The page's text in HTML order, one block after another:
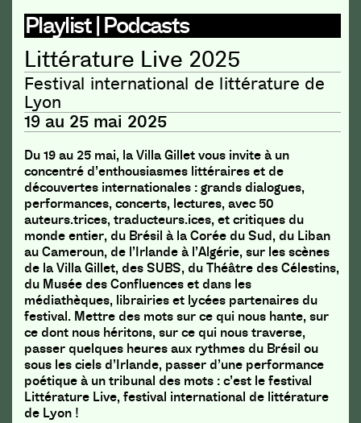
Playlist | Podcasts
Littérature Live 2025
Festival international de littérature de
Lyon
19 au 25 mai 2025
Du 19 au 25 mai, la Villa Gillet vous invite à un
concentré d’enthousiasmes littéraires et de
découvertes internationales : grands dialogues,
performances, concerts, lectures, avec 50
auteurs.trices, traducteurs.ices, et critiques du
monde entier, du Brésil à la Corée du Sud, du Liban
au Cameroun, de l’Irlande à l’Algérie, sur les scènes
de la Villa Gillet, des SUBS, du Théâtre des Célestins,
du Musée des Confluences et dans les
médiathèques, librairies et lycées partenaires du
festival. Mettre des mots sur ce qui nous hante, sur
ce dont nous héritons, sur ce qui nous traverse,
passer quelques heures aux rythmes du Brésil ou
sous les ciels d’Irlande, passer d’une performance
poétique à un tribunal des mots : c’est le festival
Littérature Live, festival international de littérature
de Lyon !